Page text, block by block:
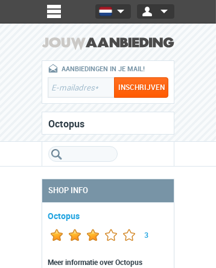
AANBIEDINGEN IN JE MAIL!
Octopus
SHOP INFO
Octopus
3
Meer informatie over Octopus